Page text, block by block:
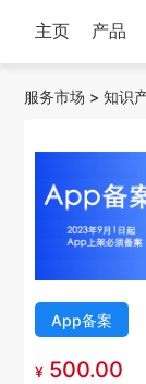
主页 产品
服务市场 >知识
App备案
¥ 500.00